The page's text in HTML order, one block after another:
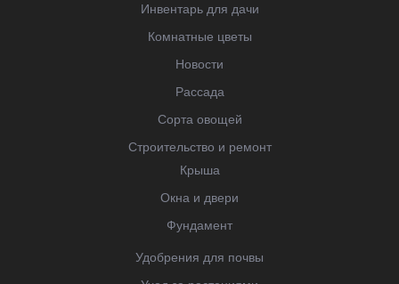
Инвентарь для дачи
Комнатные цветы
Новости
Рассада
Сорта овощей
Строительство и ремонт
Крыша
Окна и двери
Фундамент
Удобрения для почвы